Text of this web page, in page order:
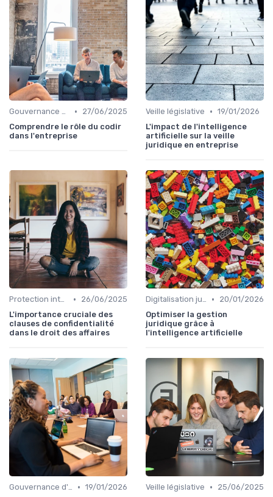
Gouvernance d'entreprise •
27/06/2025
Comprendre le rôle du codir
dans l'entreprise
Veille législative • 19/01/2026
L'impact de l'intelligence
artificielle sur la veille
juridique en entreprise
Protection intellectuelle •
26/06/2025
L'importance cruciale des
clauses de confidentialité
dans le droit des affaires
Digitalisation juridique •
20/01/2026
Optimiser la gestion
juridique grâce à
l'intelligence artificielle
Gouvernance d'entreprise • 19/01/2026
Veille législative •
25/06/2025